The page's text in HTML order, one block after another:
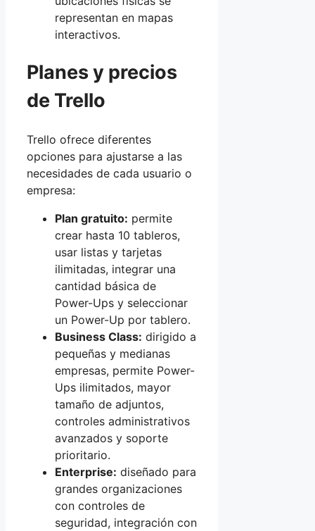
representan en mapas
interactivos.
Planes y precios
de Trello
Trello ofrece diferentes
opciones para ajustarse a las
necesidades de cada usuario o
empresa:
Plan gratuito: permite
crear hasta 10 tableros,
usar listas y tarjetas
ilimitadas, integrar una
cantidad básica de
Power-Ups y seleccionar
un Power-Up por tablero.
Business Class: dirigido a
pequeñas y medianas
empresas, permite Power-
Ups ilimitados, mayor
tamaño de adjuntos,
controles administrativos
avanzados y soporte
prioritario.
Enterprise: diseñado para
grandes organizaciones
con controles de
seguridad, integración con